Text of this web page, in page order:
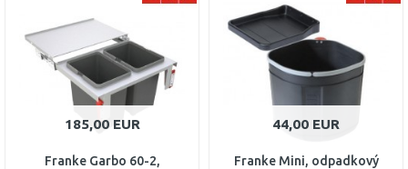
Porovnať Porovnať
185,00 EUR
Franke Garbo 60-2,
44,00 EUR
Franke Mini, odpadkový